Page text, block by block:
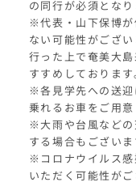
の同行が必須となり
※代表・山下保博が
ない可能性がござ
行った上で奄美大
すすめしております
※各見学先への送
乗れるお車をご用意
※大雨や台風などの
する場合もございま
※コロナウイルス
いただく可能性がご